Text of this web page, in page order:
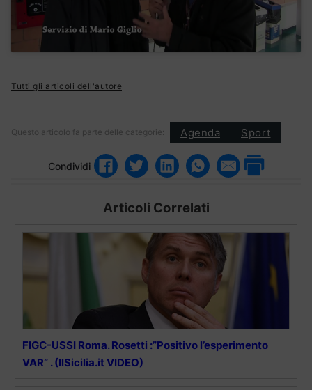
Tutti gli articoli dell'autore
Questo articolo fa parte delle categorie: Agenda Sport
Condividi
Articoli Correlati
FIGC-USSI Roma. Rosetti :”Positivo l’esperimento
VAR” . (IlSicilia.it VIDEO)